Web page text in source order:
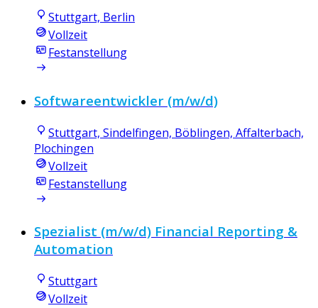
Stuttgart, Berlin
Vollzeit
Festanstellung
Softwareentwickler (m/w/d)
Stuttgart, Sindelfingen, Böblingen, Affalterbach,
Plochingen
Vollzeit
Festanstellung
Spezialist (m/w/d) Financial Reporting &
Automation
Stuttgart
Vollzeit